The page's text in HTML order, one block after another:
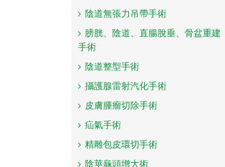
陰道無張力吊帶手術
膀胱、陰道、直腸脫垂、骨盆重建
手術
陰道整型手術
攝護腺雷射汽化手術
皮膚腫瘤切除手術
疝氣手術
精雕包皮環切手術
陰莖龜頭增大術